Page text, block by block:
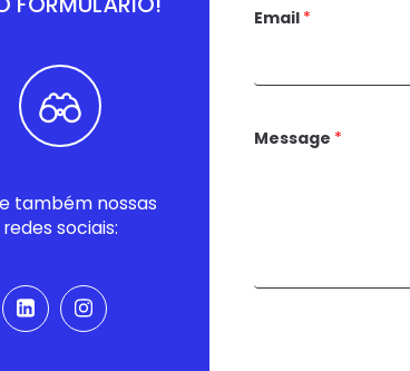
também nossas
redes sociais:
Email *
Message *